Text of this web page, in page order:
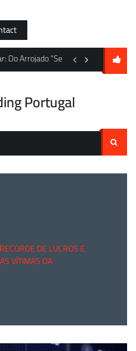
Índice para Metais de Baterias
Do Arrojado “Sem Vidro” 4 ao
A encruzilhada da
Portugal
DE LUCROS E
VÍTIMAS DA